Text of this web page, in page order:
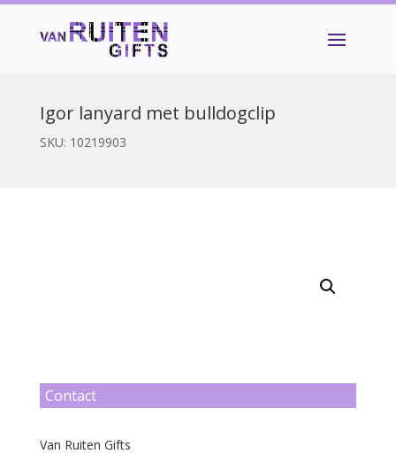
Igor lanyard met bulldogclip
SKU: 10219903
Contact
Van Ruiten Gifts